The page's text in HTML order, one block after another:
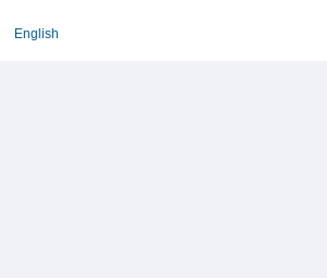
English